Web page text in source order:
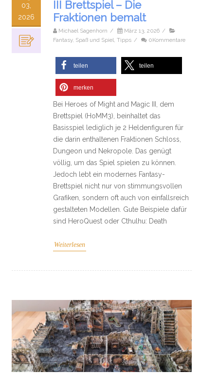
03,
2026
III Brettspiel – Die
Fraktionen bemalt
Michael Sagenhorn / März 13, 2026 /
Fantasy, Spaß und Spiel, Tipps / 0Kommentare
teilen teilen
merken
Bei Heroes of Might and Magic III, dem
Brettspiel (HoMM3), beinhaltet das
Basisspiel lediglich je 2 Heldenfiguren für
die darin enthaltenen Fraktionen Schloss,
Dungeon und Nekropole. Das genügt
völlig, um das Spiel spielen zu können.
Jedoch lebt ein modernes Fantasy-
Brettspiel nicht nur von stimmungsvollen
Grafiken, sondern oft auch von einfallsreich
gestalteten Modellen. Gute Beispiele dafür
sind HeroQuest oder Cthulhu: Death
Weiterlesen